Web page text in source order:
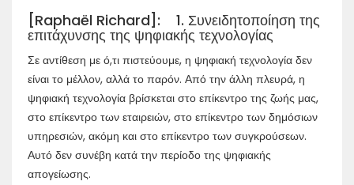
[Raphaël Richard]: 1. Συνειδητοποίηση της
επιτάχυνσης της ψηφιακής τεχνολογίας
Σε αντίθεση με ό,τι πιστεύουμε, η ψηφιακή τεχνολογία δεν
είναι το μέλλον, αλλά το παρόν. Από την άλλη πλευρά, η
ψηφιακή τεχνολογία βρίσκεται στο επίκεντρο της ζωής μας,
στο επίκεντρο των εταιρειών, στο επίκεντρο των δημόσιων
υπηρεσιών, ακόμη και στο επίκεντρο των συγκρούσεων.
Αυτό δεν συνέβη κατά την περίοδο της ψηφιακής
απογείωσης.